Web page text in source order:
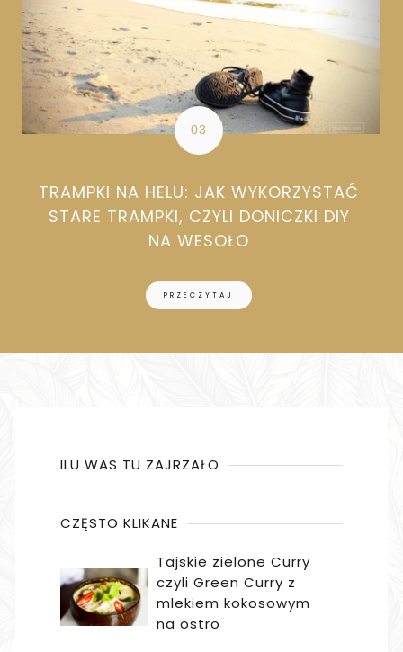
TRAMPKI NA HELU: JAK WYKORZYSTAĆ
STARE TRAMPKI, CZYLI DONICZKI DIY
NA WESOŁO
PRZECZYTAJ
ILU WAS TU ZAJRZAŁO
CZĘSTO KLIKANE
Tajskie zielone Curry
czyli Green Curry z
mlekiem kokosowym
na ostro